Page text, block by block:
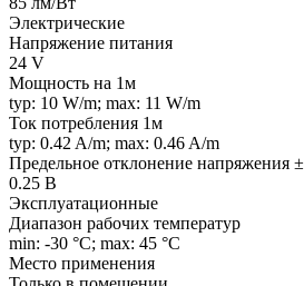
Электрические
Напряжение питания
24 V
Мощность на 1м
typ: 10 W/m; max: 11 W/m
Ток потребления 1м
typ: 0.42 A/m; max: 0.46 A/m
Предельное отклонение напряжения ±
0.25 В
Эксплуатационные
Диапазон рабочих температур
min: -30 °C; max: 45 °C
Место применения